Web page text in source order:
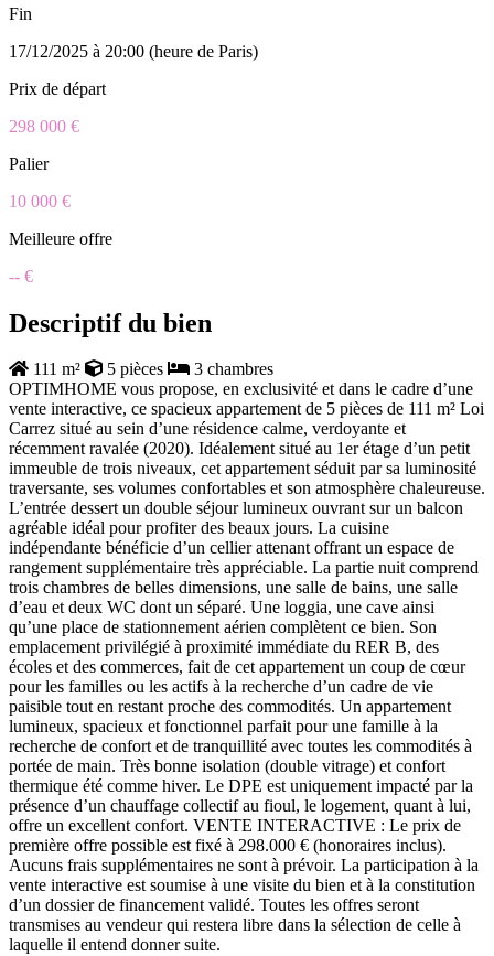
Fin
17/12/2025 à 20:00 (heure de Paris)
Prix de départ
298 000 €
Palier
10 000 €
Meilleure offre
-- €
Descriptif du bien
111 m² 5 pièces
3 chambres
OPTIMHOME vous propose, en exclusivité et dans le cadre d’une
vente interactive, ce spacieux appartement de 5 pièces de 111 m² Loi
Carrez situé au sein d’une résidence calme, verdoyante et
récemment ravalée (2020). Idéalement situé au 1er étage d’un petit
immeuble de trois niveaux, cet appartement séduit par sa luminosité
traversante, ses volumes confortables et son atmosphère chaleureuse.
L’entrée dessert un double séjour lumineux ouvrant sur un balcon
agréable idéal pour profiter des beaux jours. La cuisine
indépendante bénéficie d’un cellier attenant offrant un espace de
rangement supplémentaire très appréciable. La partie nuit comprend
trois chambres de belles dimensions, une salle de bains, une salle
d’eau et deux WC dont un séparé. Une loggia, une cave ainsi
qu’une place de stationnement aérien complètent ce bien. Son
emplacement privilégié à proximité immédiate du RER B, des
écoles et des commerces, fait de cet appartement un coup de cœur
pour les familles ou les actifs à la recherche d’un cadre de vie
paisible tout en restant proche des commodités. Un appartement
lumineux, spacieux et fonctionnel parfait pour une famille à la
recherche de confort et de tranquillité avec toutes les commodités à
portée de main. Très bonne isolation (double vitrage) et confort
thermique été comme hiver. Le DPE est uniquement impacté par la
présence d’un chauffage collectif au fioul, le logement, quant à lui,
offre un excellent confort. VENTE INTERACTIVE : Le prix de
première offre possible est fixé à 298.000 € (honoraires inclus).
Aucuns frais supplémentaires ne sont à prévoir. La participation à la
vente interactive est soumise à une visite du bien et à la constitution
d’un dossier de financement validé. Toutes les offres seront
transmises au vendeur qui restera libre dans la sélection de celle à
laquelle il entend donner suite.